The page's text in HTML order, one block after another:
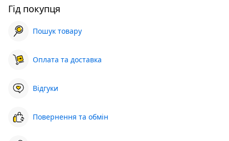
Гід покупця
Пошук товару
Оплата та доставка
Відгуки
Повернення та обмін